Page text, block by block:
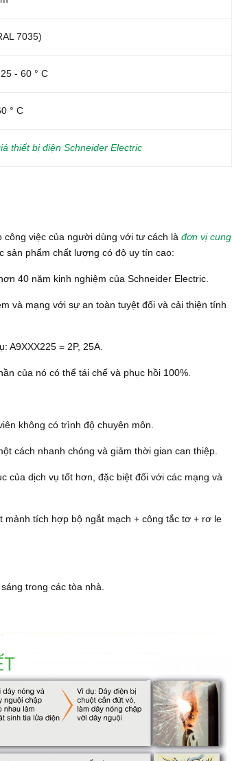
7035)
- 60 ° C
° C
thiết bị điện Schneider Electric
công việc của người dùng với tư cách là đơn vị cung
sản phẩm chất lượng có độ uy tín cao:
40 năm kinh nghiệm của Schneider Electric.
và mạng với sự an toàn tuyệt đối và cải thiện tính
A9XXX225 = 2P, 25A.
của nó có thể tái chế và phục hồi 100%.
không có trình độ chuyên môn.
cách nhanh chóng và giảm thời gian can thiệp.
của dịch vụ tốt hơn, đặc biệt đối với các mạng và
mảnh tích hợp bộ ngắt mạch + công tắc tơ + rơ le
trong các tòa nhà.